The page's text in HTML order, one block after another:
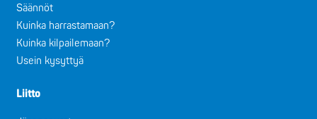
Säännöt
Kuinka harrastamaan?
Kuinka kilpailemaan?
Usein kysyttyä
Liitto